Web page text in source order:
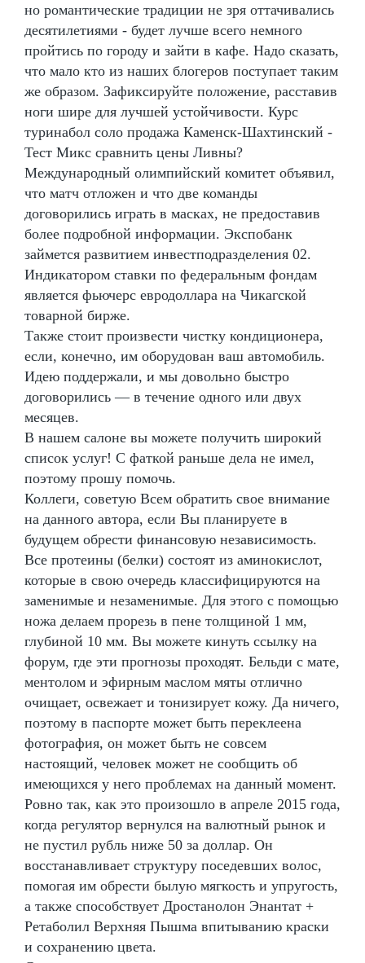
но романтические традиции не зря оттачивались
десятилетиями - будет лучше всего немного
пройтись по городу и зайти в кафе. Надо сказать,
что мало кто из наших блогеров поступает таким
же образом. Зафиксируйте положение, расставив
ноги шире для лучшей устойчивости. Курс
туринабол соло продажа Каменск-Шахтинский -
Тест Микс сравнить цены Ливны?
Международный олимпийский комитет объявил,
что матч отложен и что две команды
договорились играть в масках, не предоставив
более подробной информации. Экспобанк
займется развитием инвестподразделения 02.
Индикатором ставки по федеральным фондам
является фьючерс евродоллара на Чикагской
товарной бирже.
Также стоит произвести чистку кондиционера,
если, конечно, им оборудован ваш автомобиль.
Идею поддержали, и мы довольно быстро
договорились — в течение одного или двух
месяцев.
В нашем салоне вы можете получить широкий
список услуг! С фаткой раньше дела не имел,
поэтому прошу помочь.
Коллеги, советую Всем обратить свое внимание
на данного автора, если Вы планируете в
будущем обрести финансовую независимость.
Все протеины (белки) состоят из аминокислот,
которые в свою очередь классифицируются на
заменимые и незаменимые. Для этого с помощью
ножа делаем прорезь в пене толщиной 1 мм,
глубиной 10 мм. Вы можете кинуть ссылку на
форум, где эти прогнозы проходят. Бельди с мате,
ментолом и эфирным маслом мяты отлично
очищает, освежает и тонизирует кожу. Да ничего,
поэтому в паспорте может быть переклеена
фотография, он может быть не совсем
настоящий, человек может не сообщить об
имеющихся у него проблемах на данный момент.
Ровно так, как это произошло в апреле 2015 года,
когда регулятор вернулся на валютный рынок и
не пустил рубль ниже 50 за доллар. Он
восстанавливает структуру поседевших волос,
помогая им обрести былую мягкость и упругость,
а также способствует Дростанолон Энантат +
Ретаболил Верхняя Пышма впитыванию краски
и сохранению цвета.